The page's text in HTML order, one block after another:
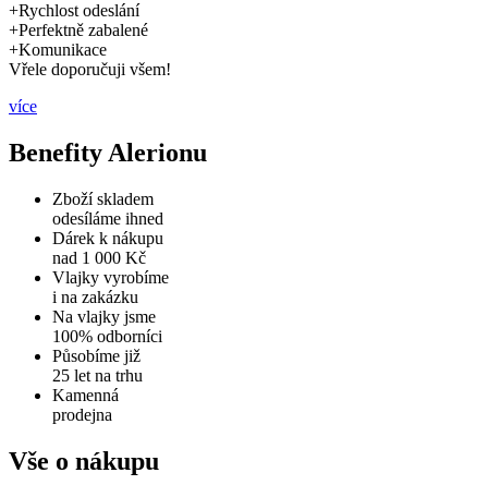
+Rychlost odeslání
+Perfektně zabalené
+Komunikace
Vřele doporučuji všem!
více
Benefity Alerionu
Zboží skladem
odesíláme ihned
Dárek k nákupu
nad 1 000 Kč
Vlajky vyrobíme
i na zakázku
Na vlajky jsme
100% odborníci
Působíme již
25 let na trhu
Kamenná
prodejna
Vše o nákupu